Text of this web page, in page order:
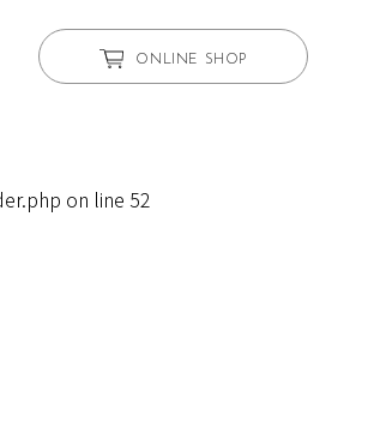
on line 52
ONLINE SHOP